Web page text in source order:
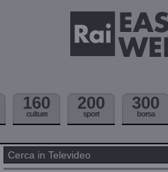
160
culture
200
sport
300
borsa